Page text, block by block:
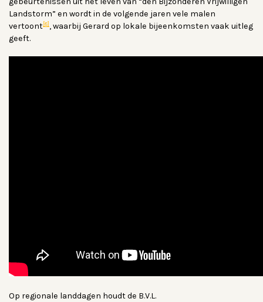
Landstorm” en wordt in de volgende jaren vele malen
vertoont[8] , waarbij Gerard op lokale bijeenkomsten vaak uitleg
geeft.
Op regionale landdagen houdt de B.V.L.